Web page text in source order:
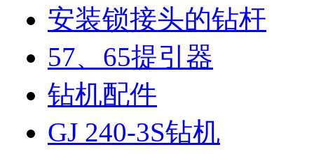
安装锁接头的钻杆
57、65提引器
钻机配件
GJ 240-3S钻机